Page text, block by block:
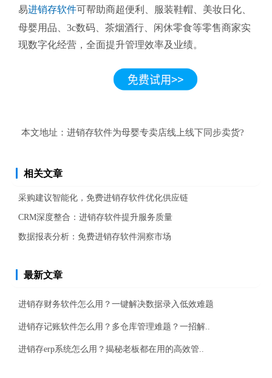
易进销存软件可帮助商超便利、服装鞋帽、美妆日化、
母婴用品、3c数码、茶烟酒行、闲休零食等零售商家实
现数字化经营，全面提升管理效率及业绩。
本文地址： 进销存软件为母婴专卖店线上线下同步卖货?
相关文章
采购建议智能化，免费进销存软件优化供应链
CRM深度整合：进销存软件提升服务质量
数据报表分析：免费进销存软件洞察市场
最新文章
进销存财务软件怎么用？一键解决数据录入低效难题
进销存记账软件怎么用？多仓库管理难题？一招解..
进销存erp系统怎么用？揭秘老板都在用的高效管..